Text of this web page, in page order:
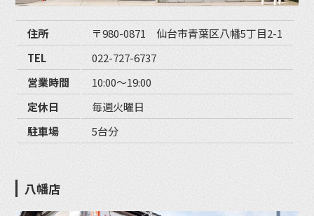
住所
〒980-0871 仙台市青葉区八幡5丁目2-1
TEL
022-727-6737
営業時間
10:00〜19:00
定休日
毎週火曜日
駐車場
5台分
八幡店